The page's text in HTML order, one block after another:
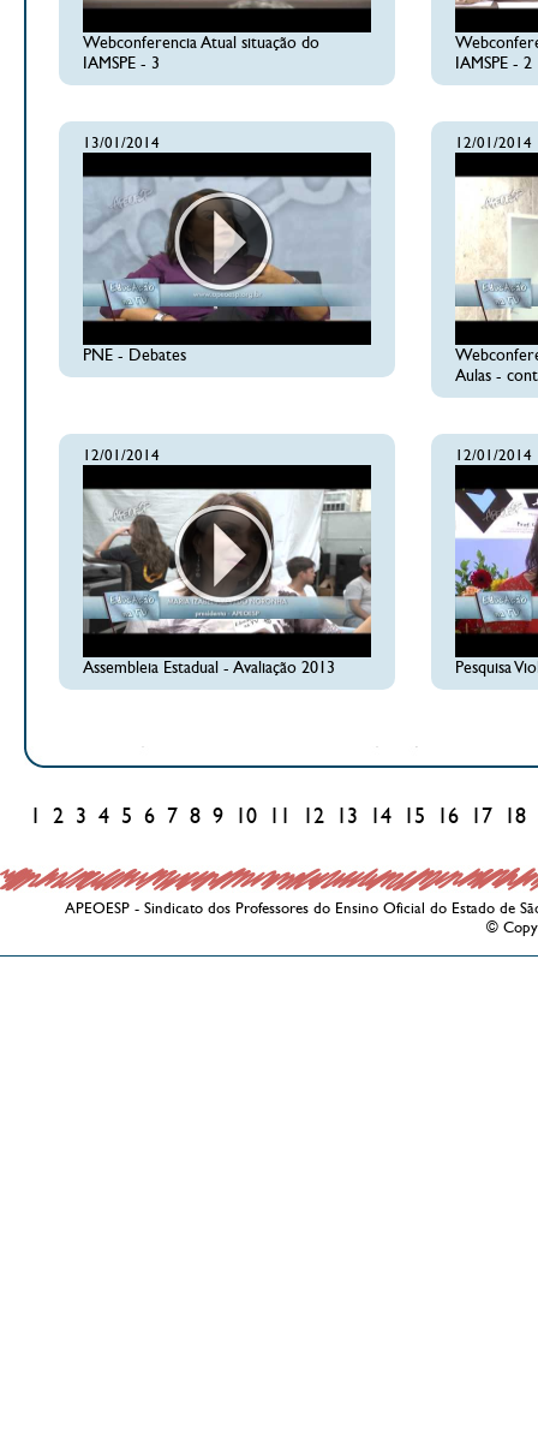
Webconferencia Atual situação do
IAMSPE - 3
IAMSPE - 2
13/01/2014
PNE - Debates
12/01/2014
Aulas -
12/01/2014
Assembleia Estadual - Avaliação 2013
12/01/2014
Pesquisa
2 3 4 5 6 7 8 9 10 12 13 14 15 16 17 18
APEOESP - Sindicato dos Professores do Ensino Oficial do Estado de
©